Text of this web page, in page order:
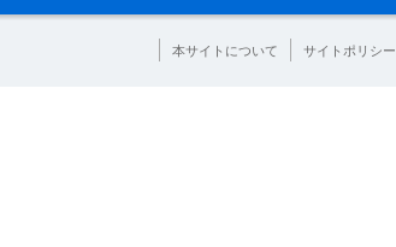
本サイトについて サイトポリシー